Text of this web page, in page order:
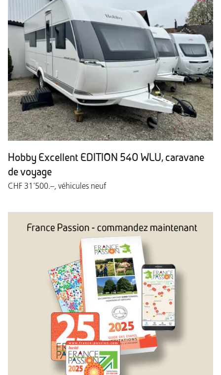
Hobby Excellent EDITION 540 WLU, caravane
de voyage
CHF 31'500.–, véhicules neuf